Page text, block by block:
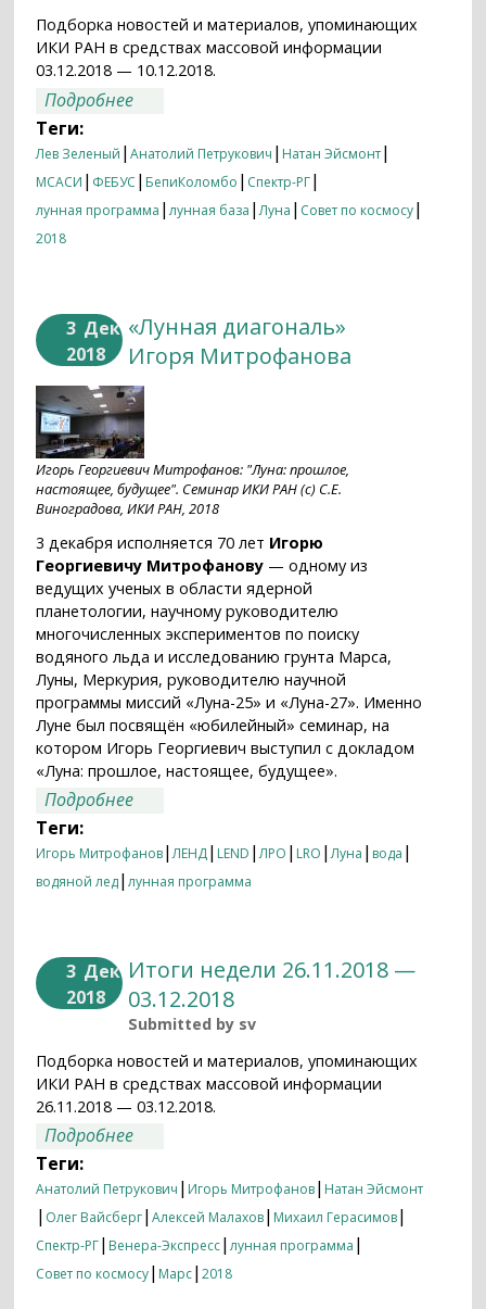
Подборка новостей и материалов, упоминающих
ИКИ РАН в средствах массовой информации
03.12.2018 — 10.12.2018.
Подробнее
Теги:
Лев Зеленый |Анатолий Петрукович | Натан Эйсмонт|
МСАСИ | ФЕБУС | БепиКоломбо | Спектр-РГ|
лунная программа |лунная база |Луна | Совет по космосу|
2018
3 Дек
2018
«Лунная диагональ»
Игоря Митрофанова
Игорь Георгиевич Митрофанов: "Луна: прошлое,
настоящее, будущее". Семинар ИКИ РАН (с) С.Е.
Виноградова, ИКИ РАН, 2018
3 декабря исполняется 70 лет Игорю
Георгиевичу Митрофанову — одному из
ведущих ученых в области ядерной
планетологии, научному руководителю
многочисленных экспериментов по поиску
водяного льда и исследованию грунта Марса,
Луны, Меркурия, руководителю научной
программы миссий «Луна-25» и «Луна-27». Именно
Луне был посвящён «юбилейный» семинар, на
котором Игорь Георгиевич выступил с докладом
«Луна: прошлое, настоящее, будущее».
Подробнее
Теги:
Игорь Митрофанов|ЛЕНД| LEND |ЛРО | LRO |Луна | вода |
водяной лед|лунная программа
3 Дек
2018
Итоги недели 26.11.2018 —
03.12.2018
Submitted by sv
Подборка новостей и материалов, упоминающих
ИКИ РАН в средствах массовой информации
26.11.2018 — 03.12.2018.
Подробнее
Теги:
Анатолий Петрукович | Игорь Митрофанов| Натан Эйсмонт
| Олег Вайсберг|Алексей Малахов| Михаил Герасимов|
Спектр-РГ| Венера-Экспресс|лунная программа |
Совет по космосу| Марс|2018